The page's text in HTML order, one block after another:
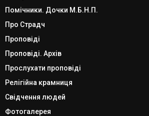
Помічники. Дочки М.Б.Н.П.
Про Страдч
Проповіді
Проповіді. Архів
Прослухати проповіді
Релігійна крамниця
Свідчення людей
Фотогалерея